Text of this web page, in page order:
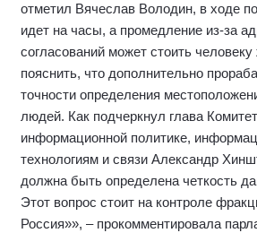
отметил Вячеслав Володин, в ходе
идет на часы, а промедление из-за
согласований может стоить
пояснить, что дополнительно
точности определения
людей. Как подчеркнул глава
информационной политике,
технологиям и связи Александр
должна быть определена четкость
Этот вопрос стоит на контроле
Россия»», – прокомментировала